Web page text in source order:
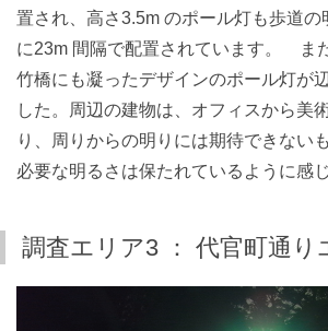
置され、高さ3.5m のポール灯も歩道の
に23m 間隔で配置されています。 ま
竹橋にも凝ったデザインのポール灯が
した。周辺の建物は、オフィスから美
り、周りからの明りには期待できない
必要な明るさは保たれているように感
調査エリア3 ： 代官町通り